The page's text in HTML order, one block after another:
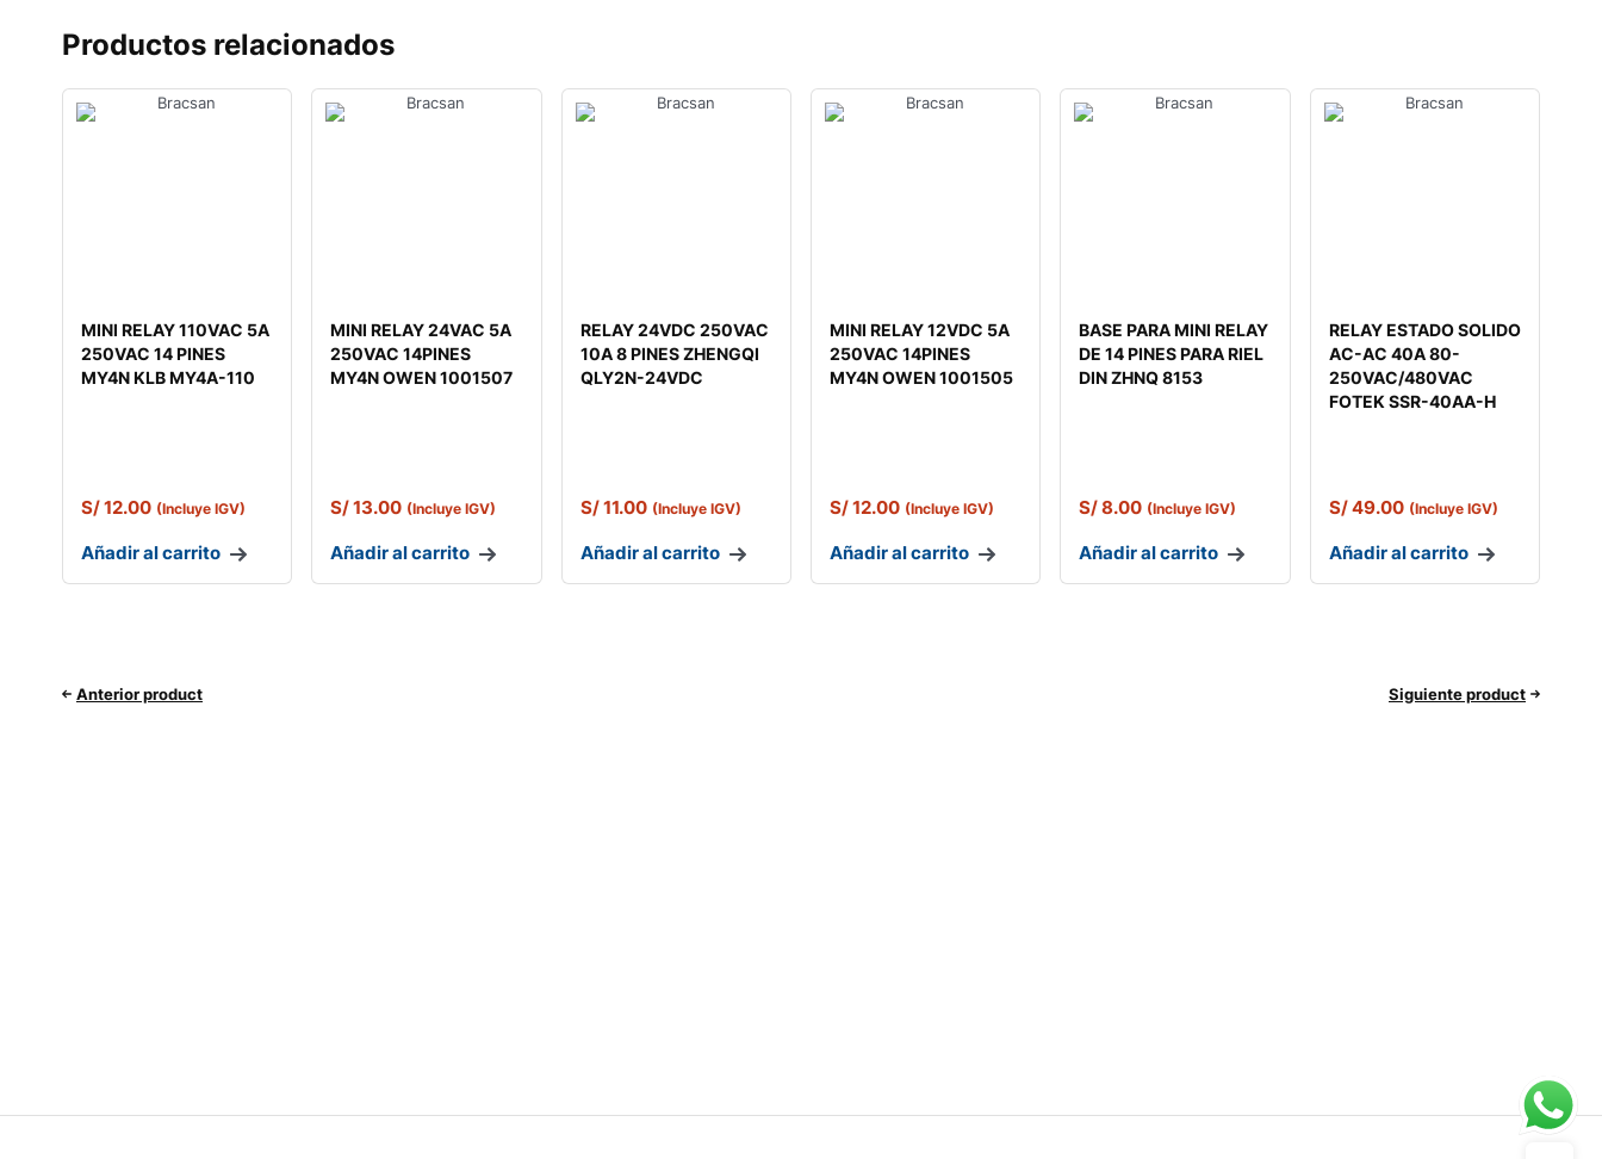
Productos relacionados
MINI RELAY 110VAC 5A
250VAC 14 PINES
MY4N KLB MY4A-110
S/12.00 (Incluye IGV)
Añadir al carrito
MINI RELAY 24VAC 5A
250VAC 14PINES
MY4N OWEN 1001507
S/13.00 (Incluye IGV)
Añadir al carrito
RELAY 24VDC 250VAC
10A 8 PINES ZHENGQI
QLY2N-24VDC
S/11.00 (Incluye IGV)
Añadir al carrito
MINI RELAY 12VDC 5A
250VAC 14PINES
MY4N OWEN 1001505
S/12.00 (Incluye IGV)
Añadir al carrito
BASE PARA MINI RELAY
DE 14 PINES PARA RIEL
DIN ZHNQ 8153
S/8.00 (Incluye IGV)
Añadir al carrito
RELAY ESTADO SOLIDO
AC-AC 40A 80-
250VAC/480VAC
FOTEK SSR-40AA-H
S/49.00 (Incluye IGV)
Añadir al carrito
Anterior product Siguiente product